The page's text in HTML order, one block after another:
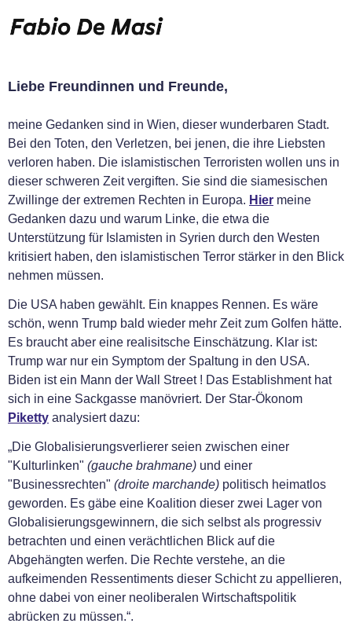
Liebe Freundinnen und Freunde,
meine Gedanken sind in Wien, dieser wunderbaren Stadt.
Bei den Toten, den Verletzen, bei jenen, die ihre Liebsten
verloren haben. Die islamistischen Terroristen wollen uns in
dieser schweren Zeit vergiften. Sie sind die siamesischen
Zwillinge der extremen Rechten in Europa. Hier meine
Gedanken dazu und warum Linke, die etwa die
Unterstützung für Islamisten in Syrien durch den Westen
kritisiert haben, den islamistischen Terror stärker in den Blick
nehmen müssen.
Die USA haben gewählt. Ein knappes Rennen. Es wäre
schön, wenn Trump bald wieder mehr Zeit zum Golfen hätte.
Es braucht aber eine realisitsche Einschätzung. Klar ist:
Trump war nur ein Symptom der Spaltung in den USA.
Biden ist ein Mann der Wall Street ! Das Establishment hat
sich in eine Sackgasse manövriert. Der Star-Ökonom
Piketty analysiert dazu:
„Die Globalisierungsverlierer seien zwischen einer
"Kulturlinken" (gauche brahmane) und einer
"Businessrechten" (droite marchande) politisch heimatlos
geworden. Es gäbe eine Koalition dieser zwei Lager von
Globalisierungsgewinnern, die sich selbst als progressiv
betrachten und einen verächtlichen Blick auf die
Abgehängten werfen. Die Rechte verstehe, an die
aufkeimenden Ressentiments dieser Schicht zu appellieren,
ohne dabei von einer neoliberalen Wirtschaftspolitik
abrücken zu müssen.“.